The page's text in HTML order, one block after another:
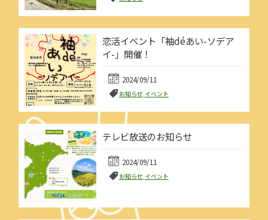
恋活イベント「袖déあい-ソデア
イ-」開催！
2024/09/11
お知らせ,イベント
テレビ放送のお知らせ
2024/09/11
お知らせ,イベント